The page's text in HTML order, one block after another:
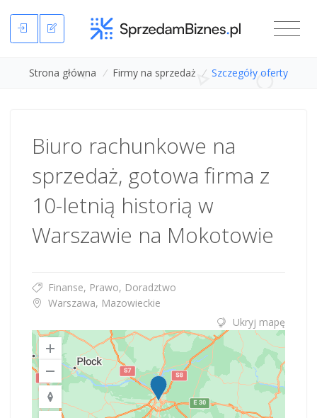
Strona główna / Firmy na sprzedaż / Szczegóły oferty
Biuro rachunkowe na
sprzedaż, gotowa firma z
10-letnią historią w
Warszawie na Mokotowie
Finanse, Prawo, Doradztwo
Warszawa, Mazowieckie
Ukryj mapę